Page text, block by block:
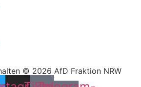
© 2026 AfD Fraktion NRW